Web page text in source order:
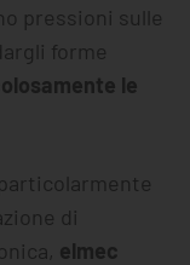
pressioni sulle
forme
le
di
elmec